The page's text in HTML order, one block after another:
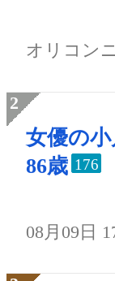
オリコン
女優の
86歳 176
08月09日